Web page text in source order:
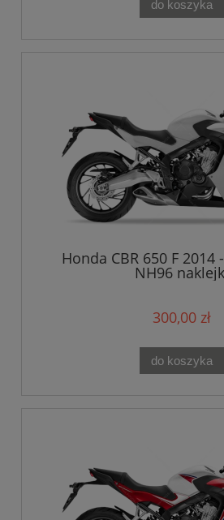
do koszyka
Honda CBR 650 F 2014
NH96
300,00 zł
do koszyka